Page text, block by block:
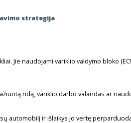
strategija
Jie naudojami variklio valdymo bloko
ridą, variklio darbo valandas ar
automobilį ir išlaikys jo vertę